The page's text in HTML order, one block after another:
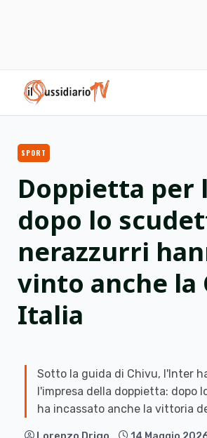
IlSussidiario TV
SPORT
Doppietta per
dopo lo
nerazzurri
vinto anche la
Italia
Sotto la guida di Chivu, l'Inter
l'impresa della doppietta: dopo
ha incassato anche la vittoria